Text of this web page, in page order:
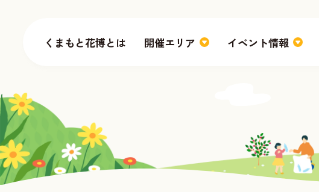
くまもと花博 2026
くまもと花博とは 開催エリア イベント情報